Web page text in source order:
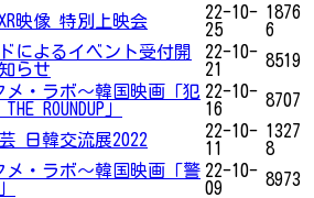
映像 特別上映会
22-10-
25
1876
6
によるイベント受付開
らせ
22-10-
21
8519
メ・ラボ～韓国映画「犯
ROUNDUP」
22-10-
16
8707
日韓交流展2022
22-10-
11
1327
8
メ・ラボ～韓国映画「警 22-10-
09
8973